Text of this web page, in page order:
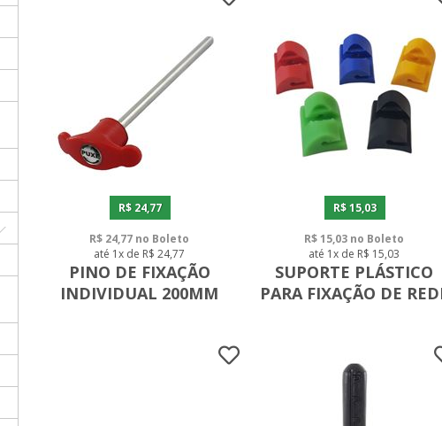
R$ 24,77
R$ 24,77 no Boleto
até 1x de R$ 24,77
PINO DE FIXAÇÃO
INDIVIDUAL 200MM
R$ 15,03
R$ 15,03 no Boleto
até 1x de R$ 15,03
SUPORTE PLÁSTICO
PARA FIXAÇÃO DE